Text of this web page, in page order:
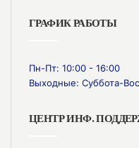
ГРАФИК РАБОТЫ
Пн-Пт: 10:00 - 16:00
Выходные: Суббота-
ЦЕНТР ИНФ.